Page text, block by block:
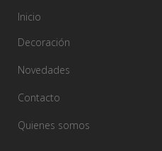
Inicio
Decoración
Novedades
Contacto
Quienes somos